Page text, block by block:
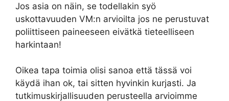
Jos asia on näin, se todellakin syö
uskottavuuden VM:n arvioilta jos ne perustuvat
poliittiseen paineeseen eivätkä tieteelliseen
harkintaan!
Oikea tapa toimia olisi sanoa että tässä voi
käydä ihan ok, tai sitten hyvinkin kurjasti. Ja
tutkimuskirjallisuuden perusteella arvioimme